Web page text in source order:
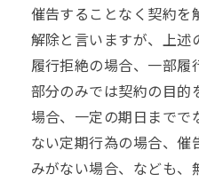
催告することなく契約を
解除と言いますが、上述
履行拒絶の場合、一部
部分のみでは契約の目的
場合、一定の期日までで
ない定期行為の場合、催
みがない場合、なども